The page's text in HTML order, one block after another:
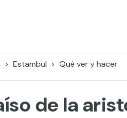
Estambul Qué ver y hacer
de la